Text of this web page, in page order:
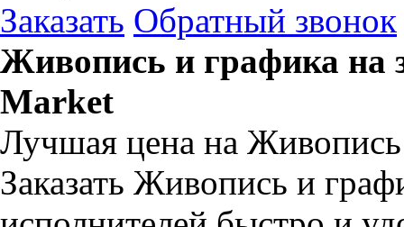
Заказать Обратный звонок
Живопись и графика на
Market
Лучшая цена на Живопись
Заказать Живопись и